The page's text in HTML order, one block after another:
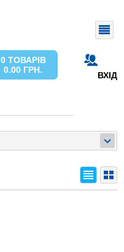
ВХІД
0 ТОВАРІВ
0.00 ГРН.